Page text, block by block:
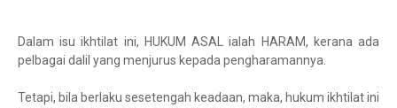
Dalam isu ikhtilat ini, HUKUM ASAL ialah HARAM, kerana ada
pelbagai dalil yang menjurus kepada pengharamannya.
Tetapi, bila berlaku sesetengah keadaan, maka, hukum ikhtilat ini